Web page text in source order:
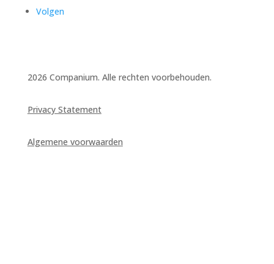
Volgen
2026 Companium. Alle rechten voorbehouden.
Privacy Statement
Algemene voorwaarden